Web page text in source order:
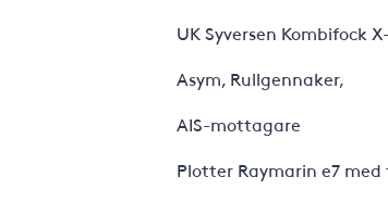
UK Syversen Kombifock
Asym, Rullgennaker,
AIS-mottagare
Plotter Raymarin e7